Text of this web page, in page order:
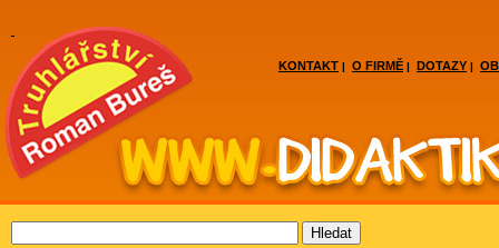
KONTAKT | O FIRMĚ | DOTAZY |